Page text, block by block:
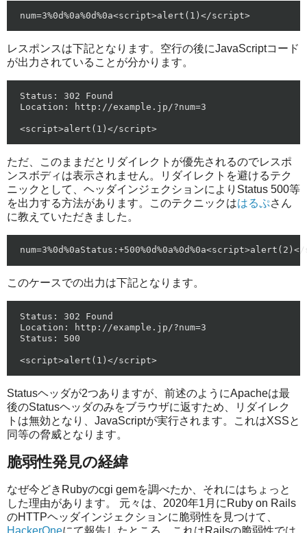
レスポンスは下記となります。空行の後にJavaScriptコード
が出力されていることが分かります。
Status: 302 Found
Location: http://example.jp/?num=3
ただ、このままだとリダイレクトが優先されるのでレスポ
ンスボディは表示されません。リダイレクトを避けるテク
ニックとして、ヘッダインジェクションによりStatus 500等
を出力する方法があります。このテクニックははるぷさん
に教えていただきました。
このケースでの出力は下記となります。
Status: 302 Found
Location: http://example.jp/?num=3
Status: 500
Statusヘッダが2つありますが、前述のようにApacheは最
後のStatusヘッダのみをブラウザに返すため、リダイレク
トは無効となり、JavaScriptが実行されます。これはXSSと
同等の脅威となります。
脆弱性発見の経緯
なぜ今どきRubyのcgi gemを調べたか、それにはちょっと
した理由があります。 元々は、2020年1月にRuby on Rails
のHTTPヘッダインジェクションに脆弱性を見つけて、
HackerOneにて報告したところ、これはRailsの脆弱性では